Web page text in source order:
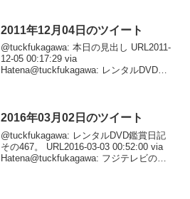
2011年12月04日のツイート
@tuckfukagawa: 本日の見出し URL2011-
12-05 00:17:29 via
Hatena@tuckfukagawa: レンタルDVD鑑
2016年03月02日のツイート
@tuckfukagawa: レンタルDVD鑑賞日記
その467。 URL2016-03-03 00:52:00 via
Hatena@tuckfukagawa: フジテレビの